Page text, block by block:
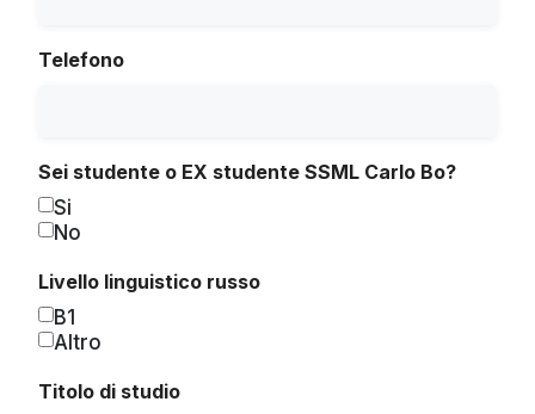
Telefono
Sei studente o EX studente SSML Carlo Bo?
Si
No
Livello linguistico russo
B1
Altro
Titolo di studio